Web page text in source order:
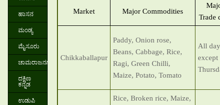
ಹಾಸನ
ಮಂಡ್ಯ
ಮೈಸೂರು
ಚಾಮರಾಜನಗರ
ದಕ್ಷಿಣ
ಕನ್ನಡ
ಉಡುಪಿ
Market Major Commodities
Trade
Chikkaballapur
Paddy, Onion rose,
Beans, Cabbage, Rice,
Ragi, Green Chilli,
Maize, Potato, Tomato
All
except
Rice, Broken rice, Maize,